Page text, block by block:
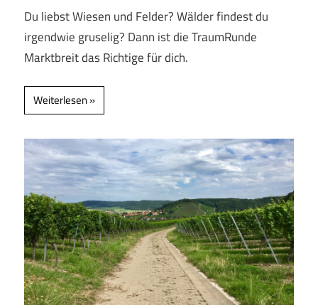
Du liebst Wiesen und Felder? Wälder findest du
irgendwie gruselig? Dann ist die TraumRunde
Marktbreit das Richtige für dich.
Weiterlesen